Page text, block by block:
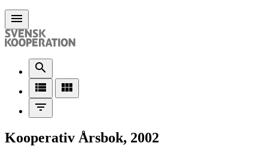
menu
search
view_list
view_module
filter_list
Kooperativ Årsbok, 2002